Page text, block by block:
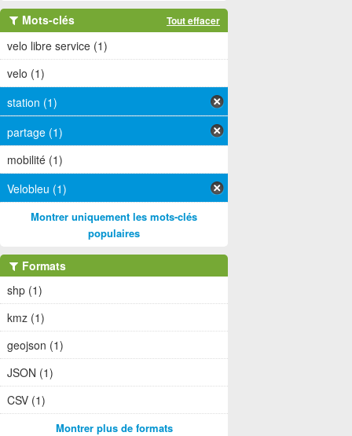
Mots-clés Tout effacer
velo libre service (1)
velo (1)
station (1)
partage (1)
mobilité (1)
Velobleu (1)
Montrer uniquement les mots-clés
populaires
Formats
shp (1)
kmz (1)
geojson (1)
JSON (1)
CSV (1)
Montrer plus de formats